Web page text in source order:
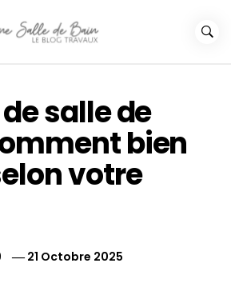
salle de
bien
votre
21 Octobre 2025